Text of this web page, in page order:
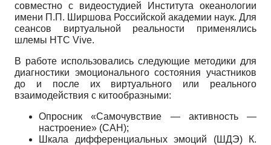
совместно с видеостудией Института океанологии
имени П.П. Ширшова Российской академии наук. Для
сеансов виртуальной реальности применялись
шлемы HTC Vive.
В работе использовались следующие методики для
диагностики эмоционального состояния участников
до и после их виртуального или реального
взаимодействия с китообразными:
Опросник «Самочувствие — активность —
настроение» (САН);
Шкала дифференциальных эмоций (ШДЭ) К.